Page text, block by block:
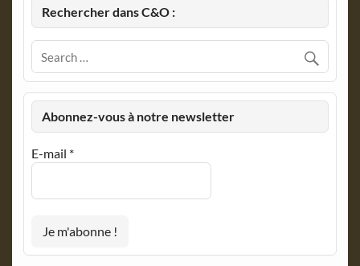
Rechercher dans C&O :
Abonnez-vous à notre newsletter
E-mail *